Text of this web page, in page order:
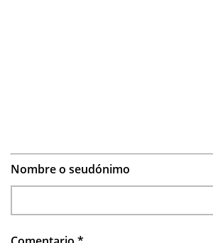
Nombre o seudónimo